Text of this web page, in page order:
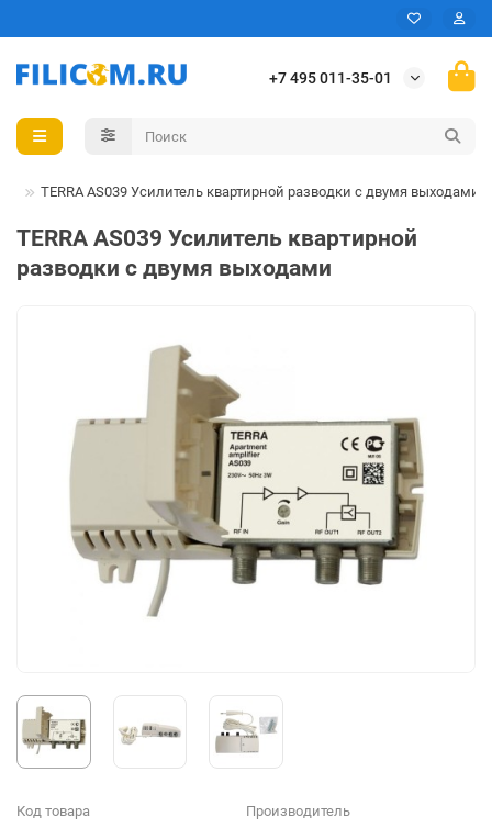
+7 495 011-35-01
TERRA AS039 Усилитель квартирной разводки с двумя выходами
TERRA AS039 Усилитель квартирной
разводки с двумя выходами
Код товара Производитель